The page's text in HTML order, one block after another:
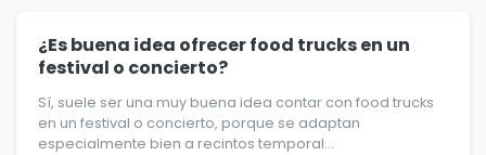
¿Es buena idea ofrecer food trucks en un
festival o concierto?
Sí, suele ser una muy buena idea contar con food trucks
en un festival o concierto, porque se adaptan
especialmente bien a recintos temporal...